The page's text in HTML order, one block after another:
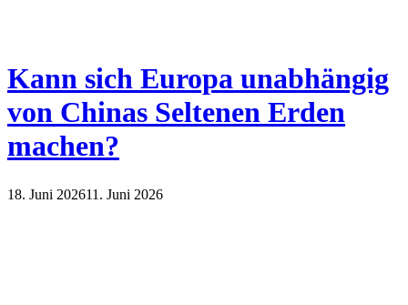
Kann sich Europa unabhängig
von Chinas Seltenen Erden
machen?
18. Juni 202611. Juni 2026